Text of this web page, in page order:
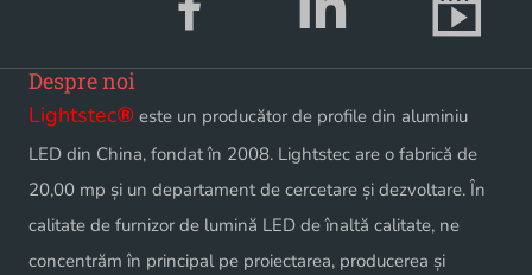
Despre noi
Lightstec® este un producător de profile din aluminiu
LED din China, fondat în 2008. Lightstec are o fabrică de
20,00 mp și un departament de cercetare și dezvoltare. În
calitate de furnizor de lumină LED de înaltă calitate, ne
concentrăm în principal pe proiectarea, producerea și